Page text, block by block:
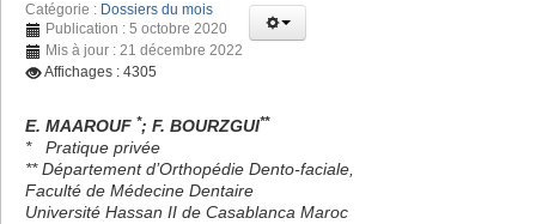
Catégorie : Dossiers du mois
Publication : 5 octobre 2020
Mis à jour : 21 décembre 2022
Affichages : 4305
E. MAAROUF *; F. BOURZGUI**
* Pratique privée
** Département d’Orthopédie Dento-faciale,
Faculté de Médecine Dentaire
Université Hassan II de Casablanca Maroc